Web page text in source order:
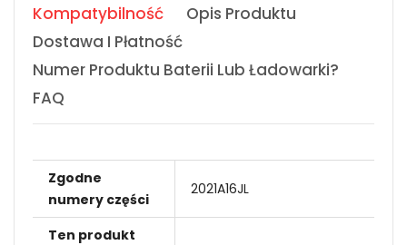
Kompatybilność
Opis Produktu
Dostawa I Płatność
Numer Produktu Baterii Lub Ładowarki?
FAQ
Zgodne
numery części
2021A16JL
Ten produkt